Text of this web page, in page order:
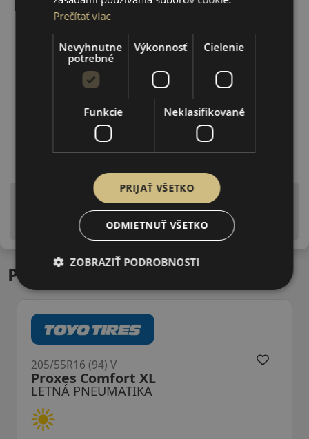
Upozornenie! Hodnoty na štítku sú len informatívneho
charakteru. Môžu byť dodané pneumatiky aj s EU štítkami v
zmysle doposiaľ platnej (predchádzajúcej) legislatívy.
Podobné produkty
LETNÁ PNEUMATIKA
Proxes Comfort XL
205/55R16 (94) V
Prečítať viac
Nevyhnutne
potrebné
Výkonnosť Cielenie
Funkcie Neklasifikované
PRIJAŤ VŠETKO
ODMIETNUŤ VŠETKO
ZOBRAZIŤ PODROBNOSTI